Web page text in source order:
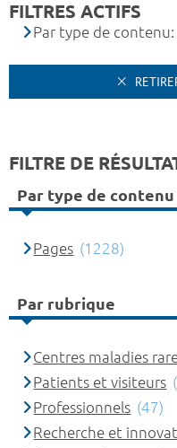
FILTRES ACTIFS
Par type de contenu:
FILTRE DE
Par type de contenu
Pages (1228)
Par rubrique
Centres maladies
Patients et visiteurs
Professionnels (47)
Recherche et